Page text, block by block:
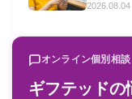
オンライン個別相談
ギフテッドの
2026.08.04